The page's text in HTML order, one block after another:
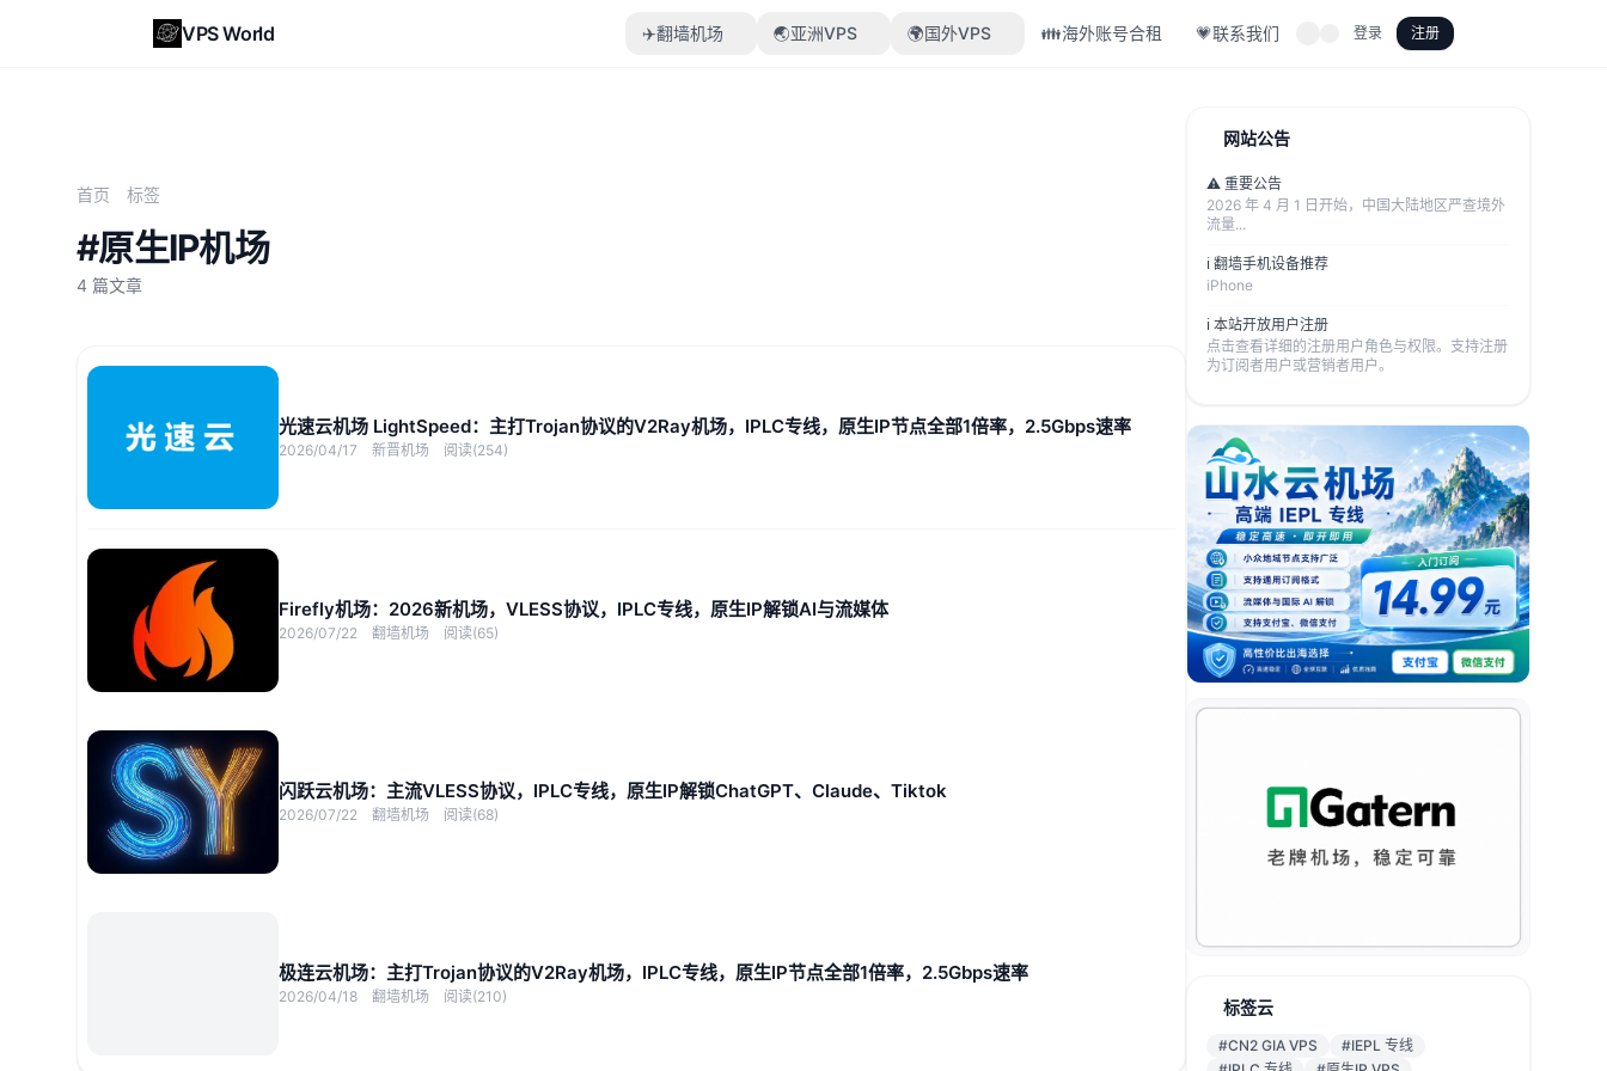
VPS World ✈️翻墙机场 🌏亚洲VPS 🌍国外VPS 👪海外账号合租 💗联系我们 登录 注册
首页 标签
#原生IP机场
4 篇文章
光速云机场 LightSpeed：主打Trojan协议的V2Ray机场，IPLC专线，原生IP节点全部1倍率，2.5Gbps速率
2026/04/17 新晋机场 阅读(254)
Firefly机场：2026新机场，VLESS协议，IPLC专线，原生IP解锁AI与流媒体
2026/07/22 翻墙机场 阅读(65)
闪跃云机场：主流VLESS协议，IPLC专线，原生IP解锁ChatGPT、Claude、Tiktok
2026/07/22 翻墙机场 阅读(68)
极连云机场：主打Trojan协议的V2Ray机场，IPLC专线，原生IP节点全部1倍率，2.5Gbps速率
2026/04/18 翻墙机场 阅读(210)
网站公告
⚠️ 重要公告
2026 年 4 月 1 日开始，中国大陆地区严查境外
流量...
ℹ️ 翻墙手机设备推荐
iPhone
ℹ️ 本站开放用户注册
点击查看详细的注册用户角色与权限。支持注册
为订阅者用户或营销者用户。
标签云
#CN2 GIA VPS
#IEPL 专线